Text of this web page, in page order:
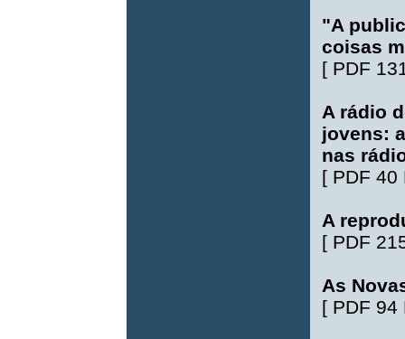
"A
coisas
[ PDF
A rádio
jovens:
nas
[ PDF 40
A
[ PDF
As
[ PDF 94